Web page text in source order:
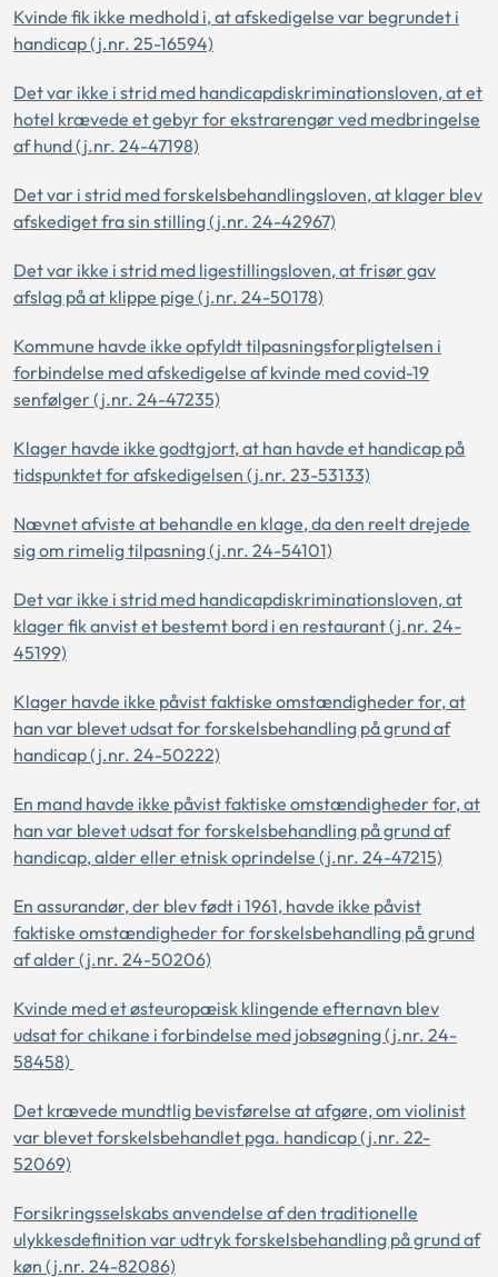
Kvinde fik ikke medhold i, at afskedigelse var begrundet i
handicap (j.nr. 25-16594)
Det var ikke i strid med handicapdiskriminationsloven, at et
hotel krævede et gebyr for ekstrarengør ved medbringelse
af hund (j.nr. 24-47198)
Det var i strid med forskelsbehandlingsloven, at klager blev
afskediget fra sin stilling (j.nr. 24-42967)
Det var ikke i strid med ligestillingsloven, at frisør gav
afslag på at klippe pige (j.nr. 24-50178)
Kommune havde ikke opfyldt tilpasningsforpligtelsen i
forbindelse med afskedigelse af kvinde med covid-19
senfølger (j.nr. 24-47235)
Klager havde ikke godtgjort, at han havde et handicap på
tidspunktet for afskedigelsen (j.nr. 23-53133)
Nævnet afviste at behandle en klage, da den reelt drejede
sig om rimelig tilpasning (j.nr. 24-54101)
Det var ikke i strid med handicapdiskriminationsloven, at
klager fik anvist et bestemt bord i en restaurant (j.nr. 24-
45199)
Klager havde ikke påvist faktiske omstændigheder for, at
han var blevet udsat for forskelsbehandling på grund af
handicap (j.nr. 24-50222)
En mand havde ikke påvist faktiske omstændigheder for, at
han var blevet udsat for forskelsbehandling på grund af
handicap, alder eller etnisk oprindelse (j.nr. 24-47215)
En assurandør, der blev født i 1961, havde ikke påvist
faktiske omstændigheder for forskelsbehandling på grund
af alder (j.nr. 24-50206)
Kvinde med et østeuropæisk klingende efternavn blev
udsat for chikane i forbindelse med jobsøgning (j.nr. 24-
58458)
Det krævede mundtlig bevisførelse at afgøre, om violinist
var blevet forskelsbehandlet pga. handicap (j.nr. 22-
52069)
Forsikringsselskabs anvendelse af den traditionelle
ulykkesdefinition var udtryk forskelsbehandling på grund af
køn (j.nr. 24-82086)